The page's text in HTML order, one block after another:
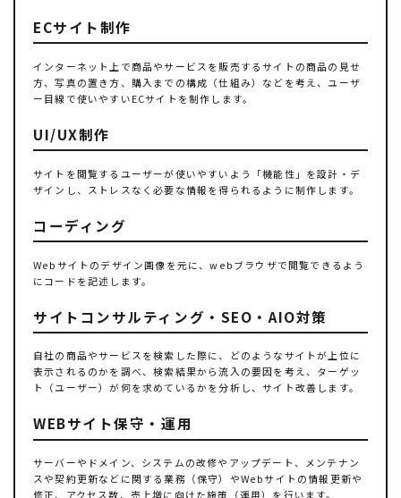
ECサイト制作
インターネット上で商品やサービスを販売するサイトの商品の見せ
方、写真の置き方、購入までの構成（仕組み）などを考え、ユーザ
ー目線で使いやすいECサイトを制作します。
UI/UX制作
サイトを閲覧するユーザーが使いやすいよう「機能性」を設計・デ
ザインし、ストレスなく必要な情報を得られるように制作します。
コーディング
Webサイトのデザイン画像を元に、webブラウザで閲覧できるよう
にコードを記述します。
サイトコンサルティング・SEO・AIO対策
自社の商品やサービスを検索した際に、どのようなサイトが上位に
表示されるのかを調べ、検索結果から流入の要因を考え、ターゲッ
ト（ユーザー）が何を求めているかを分析し、サイト改善します。
WEBサイト保守・運用
サーバーやドメイン、システムの改修やアップデート、メンテナン
スや契約更新などに関する業務（保守）やWebサイトの情報更新や
修正、アクセス数、売上増に向けた施策（運用）を行います。